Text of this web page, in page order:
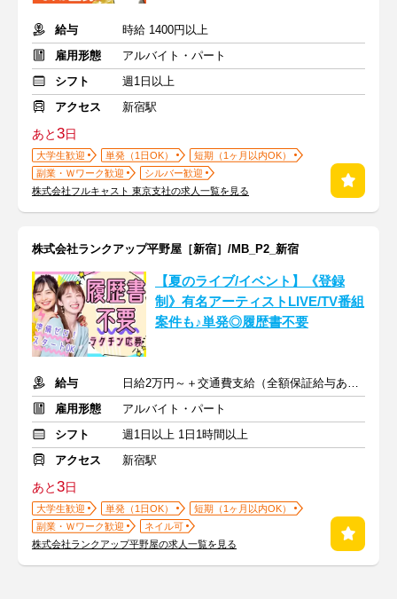
給与
時給 1400円以上
雇用形態
アルバイト・パート
シフト
週1日以上
アクセス
新宿駅
あと3日
大学生歓迎 単発（1日OK）
短期（1ヶ月以内OK）
副業・Ｗワーク歓迎
シルバー歓迎
株式会社フルキャスト 東京支社の求人一覧を見る
株式会社ランクアップ平野屋［新宿］/MB_P2_新宿
【夏のライブ/イベント】《登録
制》有名アーティストLIVE/TV番組
案件も♪単発◎履歴書不要
給与
雇用形態
アルバイト・パート
シフト
週1日以上 1日1時間以上
アクセス
新宿駅
あと3日
大学生歓迎 単発（1日OK）
短期（1ヶ月以内OK）
副業・Ｗワーク歓迎
ネイル可
株式会社ランクアップ平野屋の求人一覧を見る